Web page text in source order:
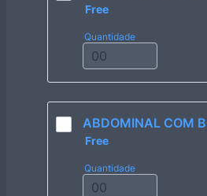
Free
Free
Quantidade
ABDOMINAL COM
Free
Free
Quantidade